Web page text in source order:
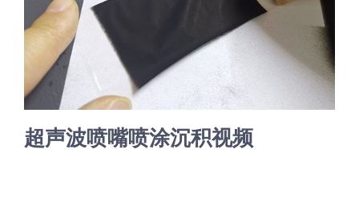
超声波喷雾成型系统
超声波喷嘴喷涂沉积视频